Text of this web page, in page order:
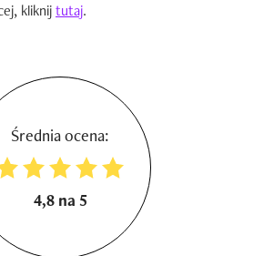
kliknijtutaj.
Średnia ocena:
4,8 na 5